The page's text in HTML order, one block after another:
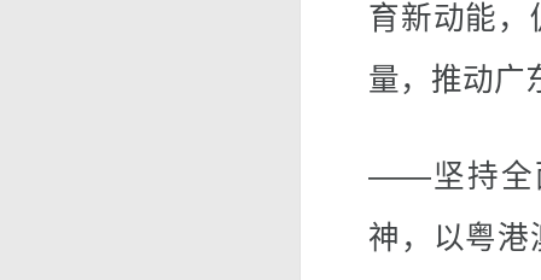
育新动能，
量，推动广
——坚持全
神，以粤港